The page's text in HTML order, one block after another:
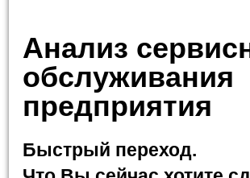
Анализ
обслуживания
предприятия
Быстрый переход.